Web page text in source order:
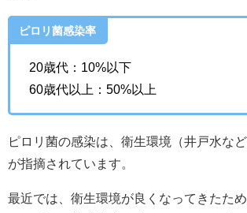
ピロリ菌感染率
20歳代：10%以下
60歳代以上：50%以上
ピロリ菌の感染は、衛生環境（井戸水な
が指摘されています。
最近では、衛生環境が良くなってきたた